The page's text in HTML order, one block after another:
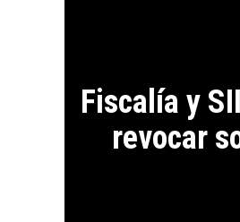
Fiscalía y
revocar